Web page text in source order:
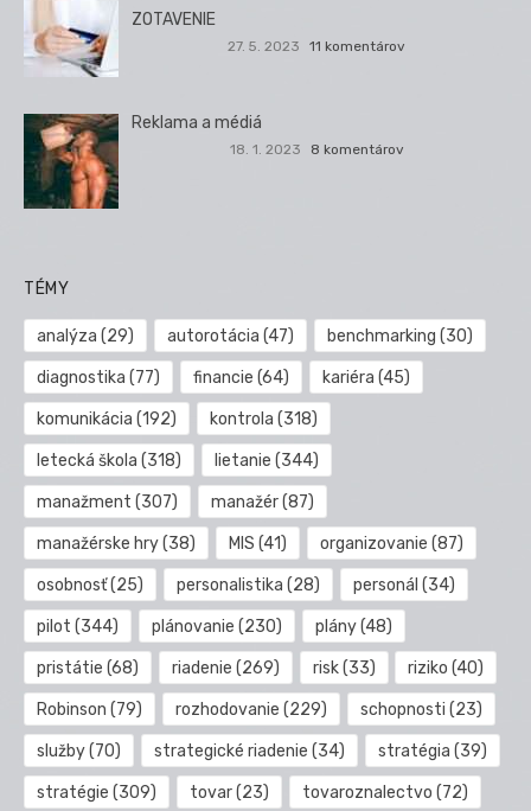
ZOTAVENIE
27. 5. 2023 11 komentárov
Reklama a médiá
18. 1. 2023 8 komentárov
TÉMY
analýza (29) autorotácia (47) benchmarking (30)
diagnostika (77) financie (64) kariéra (45)
komunikácia (192) kontrola (318)
letecká škola (318) lietanie (344)
manažment (307) manažér(87)
manažérske hry(38) MIS (41) organizovanie (87)
osobnosť(25) personalistika (28) personál (34)
pilot (344) plánovanie (230) plány(48)
pristátie (68) riadenie (269) risk(33) riziko (40)
Robinson (79) rozhodovanie (229) schopnosti (23)
služby(70) strategické riadenie (34) stratégia (39)
stratégie (309) tovar(23) tovaroznalectvo (72)